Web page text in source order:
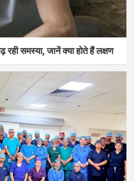
रही समस्या, जानें क्या होते हैं लक्षण